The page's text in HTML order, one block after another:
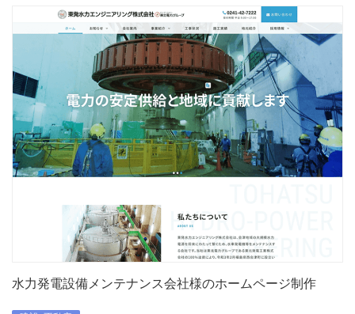
水力発電設備メンテナンス会社様のホームページ制作